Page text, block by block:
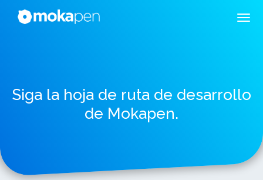
Siga la hoja de ruta de desarrollo
de Mokapen.